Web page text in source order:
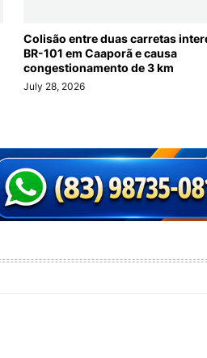
Colisão entre duas carretas
BR-101 em Caaporã e causa
congestionamento de 3 km
July 28, 2026